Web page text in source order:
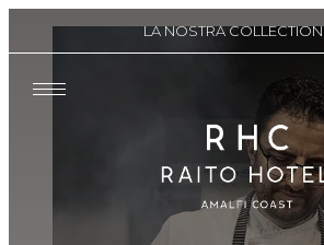
LA NOSTRA COLLECTION